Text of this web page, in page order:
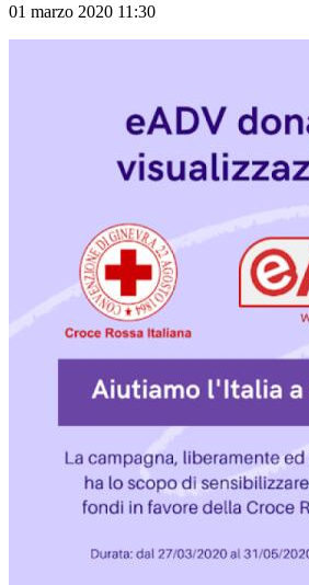
01 marzo 2020 11:30